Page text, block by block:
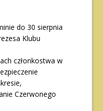
do 30 sierpnia
Klubu
członkostwa w
Czerwonego